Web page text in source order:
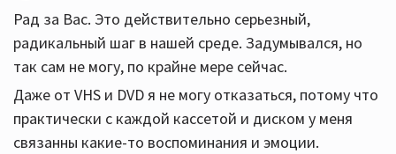
Рад за Вас. Это действительно серьезный,
радикальный шаг в нашей среде. Задумывался, но
так сам не могу, по крайне мере сейчас.
Даже от VHS и DVD я не могу отказаться, потому что
практически с каждой кассетой и диском у меня
связанны какие-то воспоминания и эмоции.